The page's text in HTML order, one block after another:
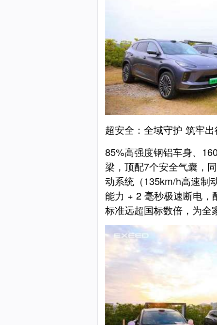
超安全：全域守护 筑牢
85%高强度钢铝车身、
梁，顶配7个安全气囊，
动系统（135km/h高速制
能力 + 2 毫秒极速断电，
标准远超国标数倍，为全